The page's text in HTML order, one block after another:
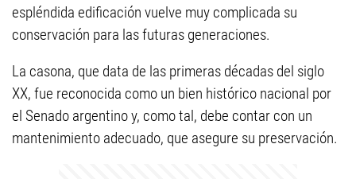
espléndida edificación vuelve muy complicada su
conservación para las futuras generaciones.
La casona, que data de las primeras décadas del siglo
XX, fue reconocida como un bien histórico nacional por
el Senado argentino y, como tal, debe contar con un
mantenimiento adecuado, que asegure su preservación.